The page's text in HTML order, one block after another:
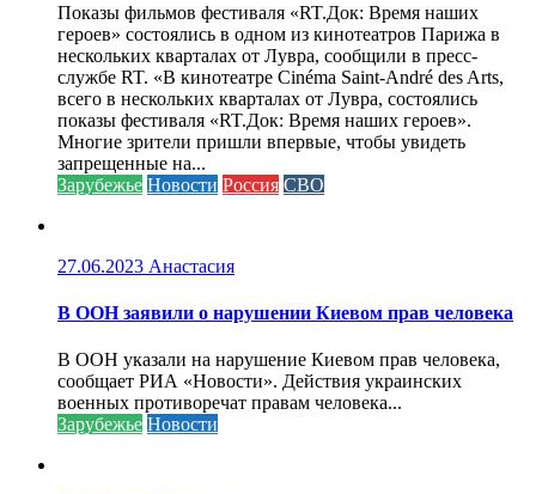
Показы фильмов фестиваля «RT.Док: Время наших
героев» состоялись в одном из кинотеатров Парижа в
нескольких кварталах от Лувра, сообщили в пресс-
службе RT. «В кинотеатре Cinéma Saint-André des Arts,
всего в нескольких кварталах от Лувра, состоялись
показы фестиваля «RT.Док: Время наших героев».
Многие зрители пришли впервые, чтобы увидеть
запрещенные на...
Зарубежье Новости Россия СВО
27.06.2023 Анастасия
В ООН заявили о нарушении Киевом прав человека
В ООН указали на нарушение Киевом прав человека,
сообщает РИА «Новости». Действия украинских
военных противоречат правам человека...
Зарубежье Новости